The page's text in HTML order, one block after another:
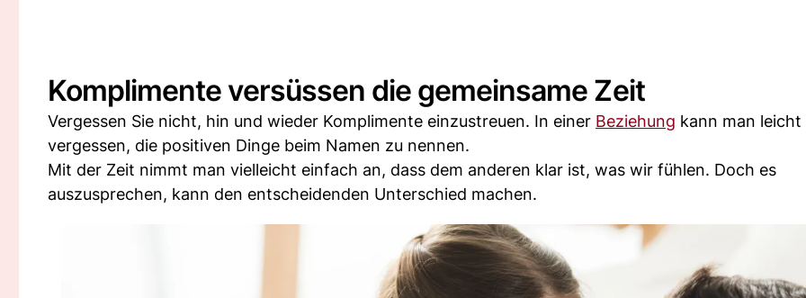
Komplimente versüssen die gemeinsame Zeit
Vergessen Sie nicht, hin und wieder Komplimente einzustreuen. In einer Beziehung kann man leicht
vergessen, die positiven Dinge beim Namen zu nennen.
Mit der Zeit nimmt man vielleicht einfach an, dass dem anderen klar ist, was wir fühlen. Doch es
auszusprechen, kann den entscheidenden Unterschied machen.